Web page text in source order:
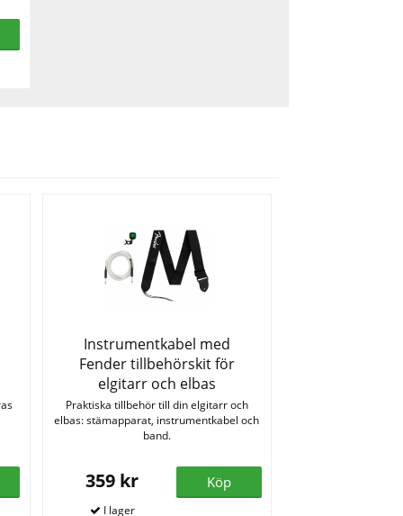
Instrumentkabel med
Fender tillbehörskit för
elgitarr och elbas
Praktiska tillbehör till din elgitarr och
elbas: stämapparat, instrumentkabel och
band.
359 kr Köp